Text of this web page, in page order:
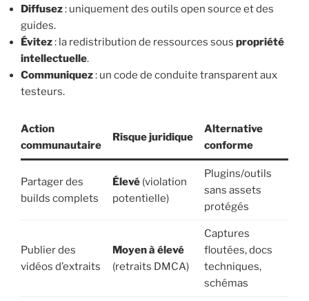
Diffusez: uniquement des outils open source et des
guides.
Évitez: la redistribution de ressources sous propriété
intellectuelle.
Communiquez: un code de conduite transparent aux
testeurs.
Action
communautaire
Risque juridique
Alternative
conforme
Partager des
builds complets
Élevé(violation
potentielle)
Plugins/outils
sans assets
protégés
Publier des
vidéos d’extraits
Moyen à élevé
(retraits DMCA)
Captures
floutées, docs
techniques,
schémas